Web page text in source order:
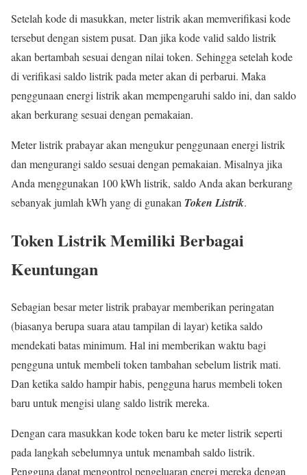
Setelah kode di masukkan, meter listrik akan memverifikasi kode
tersebut dengan sistem pusat. Dan jika kode valid saldo listrik
akan bertambah sesuai dengan nilai token. Sehingga setelah kode
di verifikasi saldo listrik pada meter akan di perbarui. Maka
penggunaan energi listrik akan mempengaruhi saldo ini, dan saldo
akan berkurang sesuai dengan pemakaian.
Meter listrik prabayar akan mengukur penggunaan energi listrik
dan mengurangi saldo sesuai dengan pemakaian. Misalnya jika
Anda menggunakan 100 kWh listrik, saldo Anda akan berkurang
sebanyak jumlah kWh yang di gunakan Token Listrik.
Token Listrik Memiliki Berbagai
Keuntungan
Sebagian besar meter listrik prabayar memberikan peringatan
(biasanya berupa suara atau tampilan di layar) ketika saldo
mendekati batas minimum. Hal ini memberikan waktu bagi
pengguna untuk membeli token tambahan sebelum listrik mati.
Dan ketika saldo hampir habis, pengguna harus membeli token
baru untuk mengisi ulang saldo listrik mereka.
Dengan cara masukkan kode token baru ke meter listrik seperti
pada langkah sebelumnya untuk menambah saldo listrik.
Pengguna dapat mengontrol pengeluaran energi mereka dengan